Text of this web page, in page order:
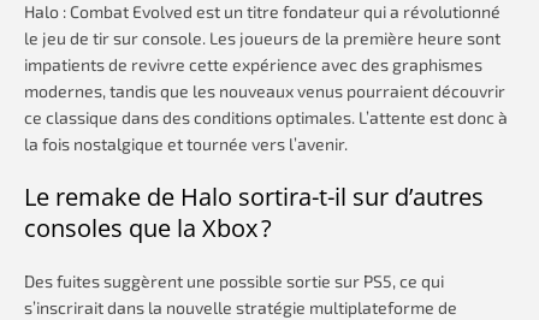
Halo : Combat Evolved est un titre fondateur qui a révolutionné
le jeu de tir sur console. Les joueurs de la première heure sont
impatients de revivre cette expérience avec des graphismes
modernes, tandis que les nouveaux venus pourraient découvrir
ce classique dans des conditions optimales. L’attente est donc à
la fois nostalgique et tournée vers l’avenir.
Le remake de Halo sortira-t-il sur d’autres
consoles que la Xbox ?
Des fuites suggèrent une possible sortie sur PS5, ce qui
s’inscrirait dans la nouvelle stratégie multiplateforme de